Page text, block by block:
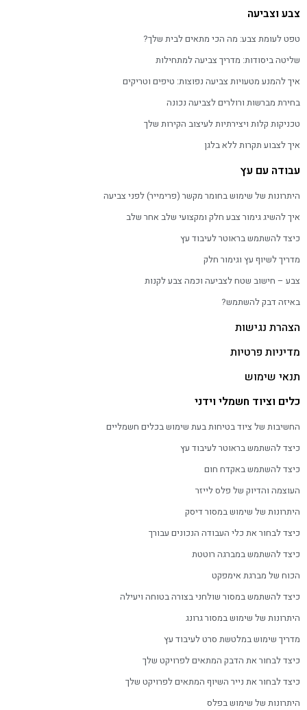
צבע וצביעה
טפט לעומת צבע: מה הכי מתאים לבית שלך?
שליטה ביסודות: מדריך צביעה למתחילות
איך להמנע מטעויות צביעה נפוצות: טיפים וטריקים
בחירת מברשות ורולרים לצביעה נכונה
טכניקות קלות ויצירתיות לעיצוב הקירות שלך
איך לצבוע תקרות ללא בלגן
עבודה עם עץ
היתרונות של שימוש בחומר מקשר (פרימייר) לפני צביעה
איך להשיג גימור צבע חלק ומקצועי שלב אחר שלב
כיצד להשתמש בראוטר לעיבוד עץ
מדריך לשיוף עץ וגימור חלק
צבע – חישוב שטח לצביעה וכמה צבע לקנות
באיזה דבק להשתמש?
הצהרת נגישות
מדיניות פרטיות
תנאי שימוש
כלים וציוד חשמלי וידני
החשיבות של ציוד בטיחות בעת שימוש בכלים חשמליים
כיצד להשתמש בראוטר לעיבוד עץ
כיצד להשתמש באקדח חום
העוצמה והדיוק של פלס לייזר
היתרונות של שימוש במסור דיסק
כיצד לבחור את כלי העבודה הנכונים עבורך
כיצד להשתמש במברגה רוטטת
הכוח של מברגת אימפקט
כיצד להשתמש במסור שולחני בצורה בטוחה ויעילה
היתרונות של שימוש במסור גרונג
מדריך שימוש במלטשת סרט לעיבוד עץ
כיצד לבחור את הדבק המתאים לפרויקט שלך
כיצד לבחור את נייר השיוף המתאים לפרויקט שלך
היתרונות של שימוש בפלס